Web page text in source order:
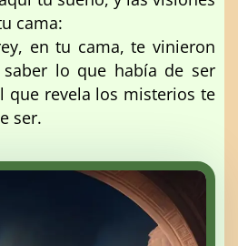
cama:
en tu cama, te vinieron
lo que había de ser
que revela los misterios te
ser.